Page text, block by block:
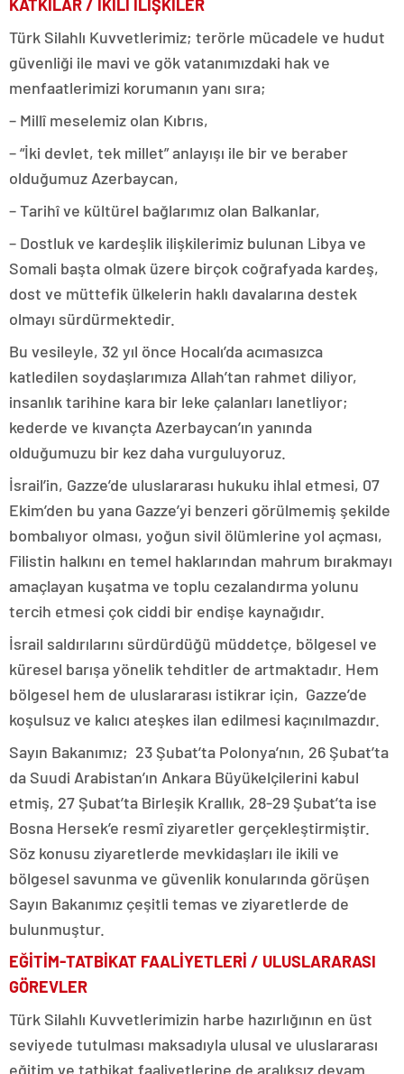
KATKILAR / İKİLİ İLİŞKİLER
Türk Silahlı Kuvvetlerimiz; terörle mücadele ve hudut
güvenliği ile mavi ve gök vatanımızdaki hak ve
menfaatlerimizi korumanın yanı sıra;
– Millî meselemiz olan Kıbrıs,
– “İki devlet, tek millet” anlayışı ile bir ve beraber
olduğumuz Azerbaycan,
– Tarihî ve kültürel bağlarımız olan Balkanlar,
– Dostluk ve kardeşlik ilişkilerimiz bulunan Libya ve
Somali başta olmak üzere birçok coğrafyada kardeş,
dost ve müttefik ülkelerin haklı davalarına destek
olmayı sürdürmektedir.
Bu vesileyle, 32 yıl önce Hocalı’da acımasızca
katledilen soydaşlarımıza Allah’tan rahmet diliyor,
insanlık tarihine kara bir leke çalanları lanetliyor;
kederde ve kıvançta Azerbaycan’ın yanında
olduğumuzu bir kez daha vurguluyoruz.
İsrail’in, Gazze’de uluslararası hukuku ihlal etmesi, 07
Ekim’den bu yana Gazze’yi benzeri görülmemiş şekilde
bombalıyor olması, yoğun sivil ölümlerine yol açması,
Filistin halkını en temel haklarından mahrum bırakmayı
amaçlayan kuşatma ve toplu cezalandırma yolunu
tercih etmesi çok ciddi bir endişe kaynağıdır.
İsrail saldırılarını sürdürdüğü müddetçe, bölgesel ve
küresel barışa yönelik tehditler de artmaktadır. Hem
bölgesel hem de uluslararası istikrar için, Gazze’de
koşulsuz ve kalıcı ateşkes ilan edilmesi kaçınılmazdır.
Sayın Bakanımız; 23 Şubat’ta Polonya’nın, 26 Şubat’ta
da Suudi Arabistan’ın Ankara Büyükelçilerini kabul
etmiş, 27 Şubat’ta Birleşik Krallık, 28-29 Şubat’ta ise
Bosna Hersek’e resmî ziyaretler gerçekleştirmiştir.
Söz konusu ziyaretlerde mevkidaşları ile ikili ve
bölgesel savunma ve güvenlik konularında görüşen
Sayın Bakanımız çeşitli temas ve ziyaretlerde de
bulunmuştur.
EĞİTİM-TATBİKAT FAALİYETLERİ / ULUSLARARASI
GÖREVLER
Türk Silahlı Kuvvetlerimizin harbe hazırlığının en üst
seviyede tutulması maksadıyla ulusal ve uluslararası
eğitim ve tatbikat faaliyetlerine de aralıksız devam